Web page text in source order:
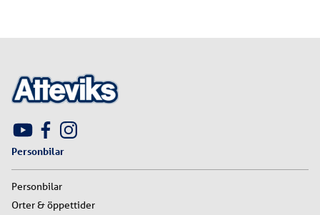
Personbilar
Personbilar
Orter & öppettider